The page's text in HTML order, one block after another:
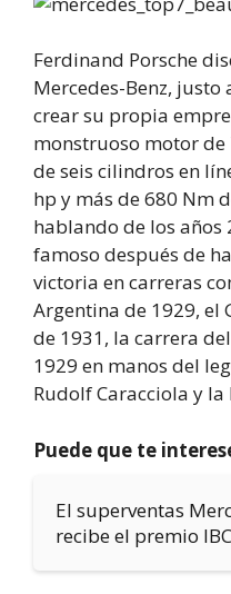
Ferdinand Porsche
Mercedes-Benz, justo
crear su propia
monstruoso motor
de seis cilindros en
hp y más de 680 Nm
hablando de los años
famoso después de
victoria en carreras
Argentina de 1929, el
de 1931, la carrera
1929 en manos del
Rudolf Caracciola y
Puede que te
El superventas
recibe el premio